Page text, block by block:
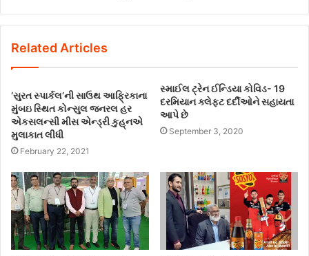
Related Articles
‘સુરત સ્પાર્કલ’ની સાઉથ આફ્રિકાના
મુંબઇ સ્થિત કોન્સુલ જનરલ હર
એકસલન્સી મીસ એન્ડ્રી કુહ્‌નએ
મુલાકાત લીધી
February 22, 2021
સ્માઈલ ટ્રેન ઈન્ડિયા કોવિડ- 19
દરમિયાન ક્લેફ્ટ દર્દીઓને સહાયતા
આપે છે
September 3, 2020